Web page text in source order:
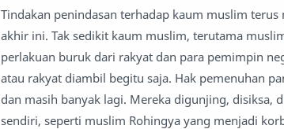
Tindakan penindasan terhadap kaum muslim
akhir ini. Tak sedikit kaum muslim, terutama
perlakuan buruk dari rakyat dan para pemimpin
atau rakyat diambil begitu saja. Hak pemenuhan
dan masih banyak lagi. Mereka digunjing, disiksa,
sendiri, seperti muslim Rohingya yang menjadi